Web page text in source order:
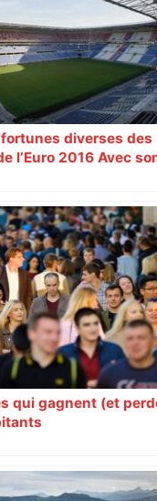
fortunes diverses des
l’Euro 2016 Avec
exaltant grâce à un
Toutes les cités
gâtées.
qui gagnent (et